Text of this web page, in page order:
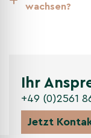
wachsen?
Ihr
+49 (0)2561
Jetzt